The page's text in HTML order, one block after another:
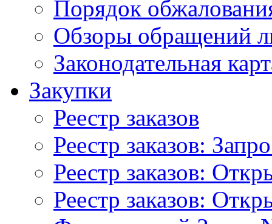
Порядок
Обзоры обращений
Законодательная
Закупки
Реестр заказов
Реестр заказов:
Реестр заказов:
Реестр заказов: